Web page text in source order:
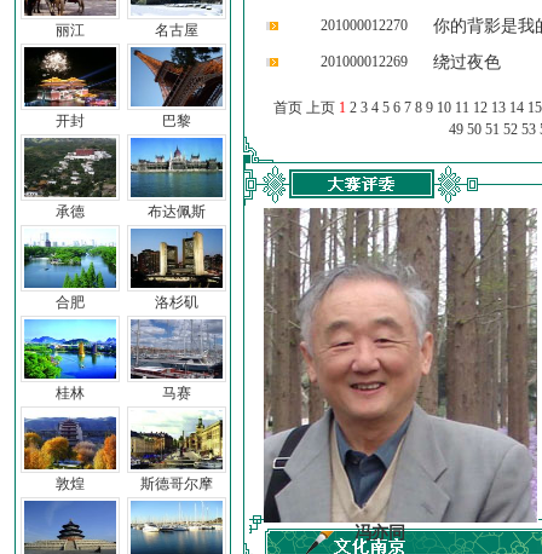
丽江
开封
承德
合肥
桂林
敦煌
名古屋
巴黎
布达佩斯
洛杉矶
马赛
斯德哥尔摩
201000012270 你的背影是我
201000012269 绕过夜色
首页 上页 1 2 3 4 5 6 7 8 9 10 11 12 13 14 15
49 50 51 52 53
前子 冯亦同